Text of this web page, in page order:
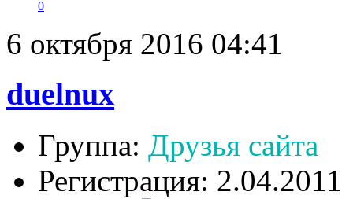
0
6 октября 2016 04:41
duelnux
Группа: Друзья сайта
Регистрация: 2.04.2011